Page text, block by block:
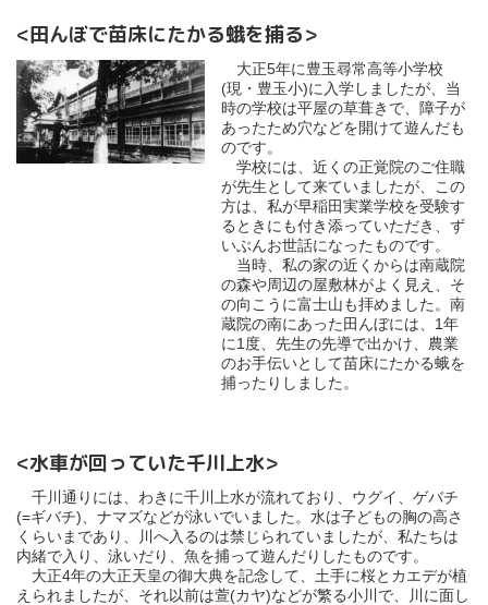
<田んぼで苗床にたかる蛾を捕る>
大正5年に豊玉尋常高等小学校
(現・豊玉小)に入学しましたが、当
時の学校は平屋の草葺きで、障子が
あったため穴などを開けて遊んだも
のです。
学校には、近くの正覚院のご住職
が先生として来ていましたが、この
方は、私が早稲田実業学校を受験す
るときにも付き添っていただき、ず
いぶんお世話になったものです。
当時、私の家の近くからは南蔵院
の森や周辺の屋敷林がよく見え、そ
の向こうに富士山も拝めました。南
蔵院の南にあった田んぼには、1年
に1度、先生の先導で出かけ、農業
のお手伝いとして苗床にたかる蛾を
捕ったりしました。
<水車が回っていた千川上水>
千川通りには、わきに千川上水が流れており、ウグイ、ゲバチ
(=ギバチ)、ナマズなどが泳いでいました。水は子どもの胸の高さ
くらいまであり、川へ入るのは禁じられていましたが、私たちは
内緒で入り、泳いだり、魚を捕って遊んだりしたものです。
大正4年の大正天皇の御大典を記念して、土手に桜とカエデが植
えられましたが、それ以前は萱(カヤ)などが繁る小川で、川に面し